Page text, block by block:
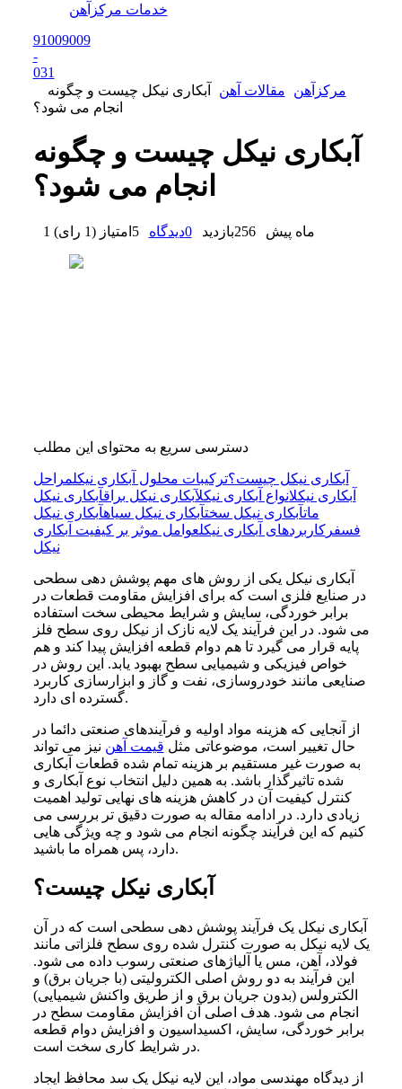
خدمات مرکزآهن
91009009
-
031
مرکزآهن
مقالات آهن
آبکاری نیکل چیست و چگونه
انجام می شود؟
آبکاری نیکل چیست و چگونه
انجام می شود؟
1 ماه پیش 256بازدید 0دیدگاه 5 امتیاز (1 رای )
دسترسی سریع به محتوای این مطلب
آبکاری نیکل چیست؟ترکیبات محلول آبکاری نیکلمراحل
آبکاری نیکلانواع آبکاری نیکلآبکاری نیکل براقآبکاری نیکل
ماتآبکاری نیکل سختآبکاری نیکل سیاهآبکاری نیکل
فسفرکاربردهای آبکاری نیکلعوامل موثر بر کیفیت آبکاری
نیکل
آبکاری نیکل یکی از روش های مهم پوشش دهی سطحی
در صنایع فلزی است که برای افزایش مقاومت قطعات در
برابر خوردگی، سایش و شرایط محیطی سخت استفاده
می شود. در این فرآیند یک لایه نازک از نیکل روی سطح فلز
پایه قرار می گیرد تا هم دوام قطعه افزایش پیدا کند و هم
خواص فیزیکی و شیمیایی سطح بهبود یابد. این روش در
صنایعی مانند خودروسازی، نفت و گاز و ابزارسازی کاربرد
گسترده ای دارد.
از آنجایی که هزینه مواد اولیه و فرآیندهای صنعتی دائما در
حال تغییر است، موضوعاتی مثل قیمت آهن نیز می تواند
به صورت غیر مستقیم بر هزینه تمام شده قطعات آبکاری
شده تاثیرگذار باشد. به همین دلیل انتخاب نوع آبکاری و
کنترل کیفیت آن در کاهش هزینه های نهایی تولید اهمیت
زیادی دارد. در ادامه مقاله به صورت دقیق تر بررسی می
کنیم که این فرآیند چگونه انجام می شود و چه ویژگی هایی
دارد، پس همراه ما باشید.
آبکاری نیکل چیست؟
آبکاری نیکل یک فرآیند پوشش دهی سطحی است که در آن
یک لایه نیکل به صورت کنترل شده روی سطح فلزاتی مانند
فولاد، آهن، مس یا آلیاژهای صنعتی رسوب داده می شود.
این فرآیند به دو روش اصلی الکترولیتی (با جریان برق) و
الکترولس (بدون جریان برق و از طریق واکنش شیمیایی)
انجام می شود. هدف اصلی آن افزایش مقاومت سطح در
برابر خوردگی، سایش، اکسیداسیون و افزایش دوام قطعه
در شرایط کاری سخت است.
از دیدگاه مهندسی مواد، این لایه نیکل یک سد محافظ ایجاد